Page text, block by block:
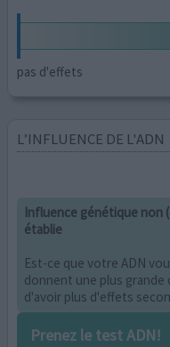
pas d'effets
L’INFLUENCE DE L'ADN
Influence génétique non
établie
Est-ce que votre ADN
donnent une plus grande
d'avoir plus d'effets
Prenez le test ADN!